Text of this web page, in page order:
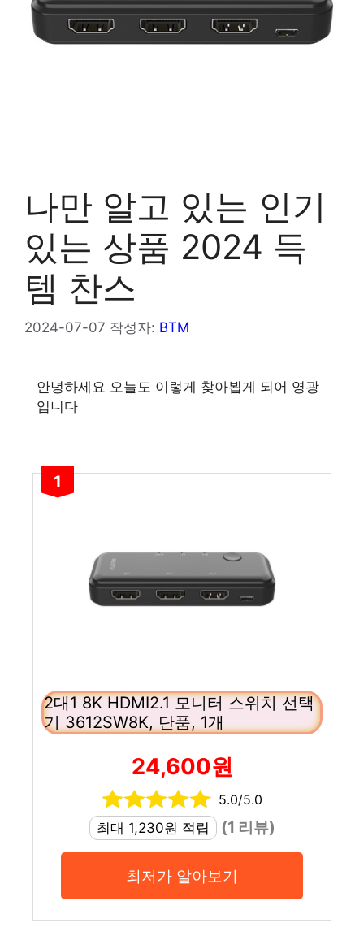
나만 알고 있는 인기
있는 상품 2024 득
템 찬스
2024-07-07 작성자: BTM
안녕하세요 오늘도 이렇게 찾아뵙게 되어 영광
입니다
1
2대1 8K HDMI2.1 모니터 스위치 선택
기 3612SW8K, 단품, 1개
24,600원
5.0/5.0
최대 1,230원 적립
(1 리뷰)
최저가 알아보기